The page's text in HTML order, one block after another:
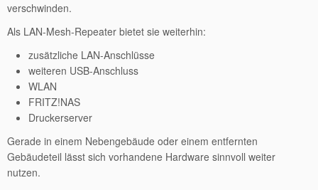
verschwinden.
Als LAN-Mesh-Repeater bietet sie weiterhin:
zusätzliche LAN-Anschlüsse
weiteren USB-Anschluss
WLAN
FRITZ!NAS
Druckerserver
Gerade in einem Nebengebäude oder einem entfernten
Gebäudeteil lässt sich vorhandene Hardware sinnvoll weiter
nutzen.